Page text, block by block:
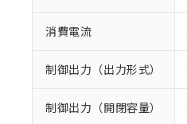
消費電流
制御出力（出力形式）
制御出力（開閉容量）